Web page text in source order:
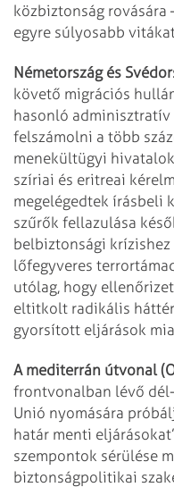
közbiztonság rovására
egyre súlyosabb
Németország és
követő migrációs
hasonló
felszámolni a több
menekültügyi
szíriai és eritreai
megelégedtek írásbeli
szűrők fellazulása
belbiztonsági
lőfegyveres
utólag, hogy
eltitkolt radikális
gyorsított eljárások
A mediterrán útvonal
frontvonalban lévő
Unió nyomására
határ menti
szempontok sérülése
biztonságpolitikai